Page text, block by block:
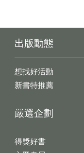
出版動態
想找好活動
新書特推薦
嚴選企劃
得獎好書